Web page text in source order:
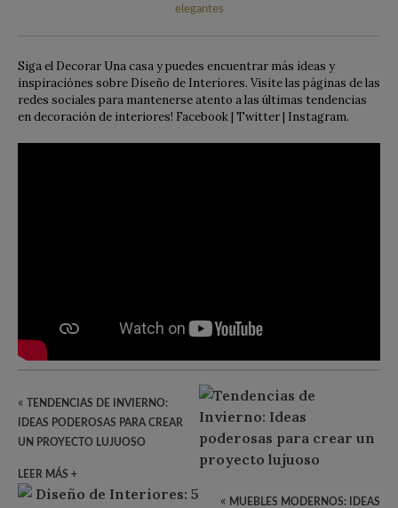
elegantes
Siga el Decorar Una casa y puedes encuentrar más ideas y
inspiraciónes sobre Diseño de Interiores. Visite las páginas de las
redes sociales para mantenerse atento a las últimas tendencias
en decoración de interiores! Facebook | Twitter | Instagram.
« TENDENCIAS DE INVIERNO:
IDEAS PODEROSAS PARA CREAR
UN PROYECTO LUJUOSO
LEER MÁS +
« MUEBLES MODERNOS: IDEAS